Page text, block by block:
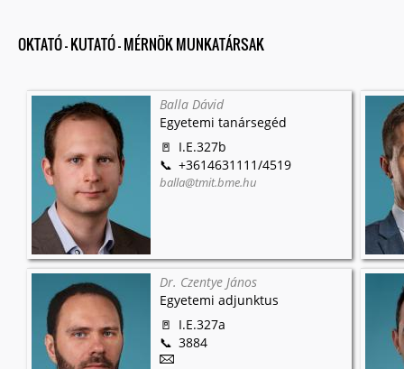
OKTATÓ - KUTATÓ - MÉRNÖK MUNKATÁRSAK
Balla Dávid
Egyetemi tanársegéd
I.E.327b
+3614631111/4519
balla@tmit.bme.hu
Dr. Czentye János
Egyetemi adjunktus
I.E.327a
3884